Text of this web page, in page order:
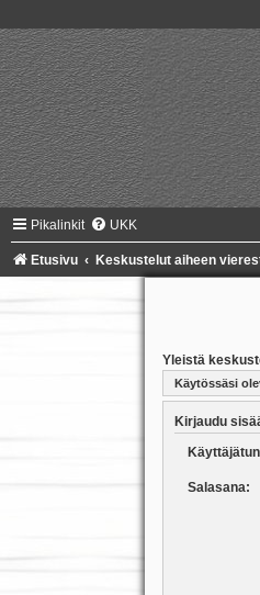
Pikalinkit UKK
Etusivu Keskustelut aiheen
Yleistä
Käytössäsi
Kirjaudu
Salasana: